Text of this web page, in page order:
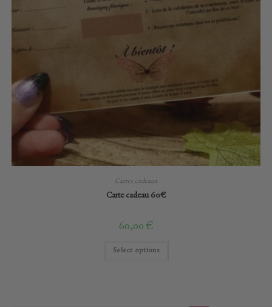
Cartes cadeaux
Carte cadeau 60€
60,00€
Select options